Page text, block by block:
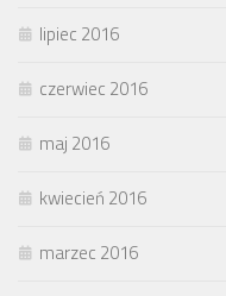
lipiec 2016
czerwiec 2016
maj 2016
kwiecień 2016
marzec 2016